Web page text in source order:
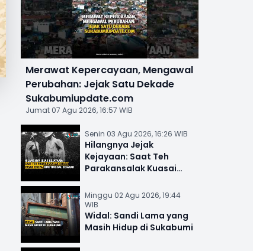
Merawat Kepercayaan, Mengawal
Perubahan: Jejak Satu Dekade
Sukabumiupdate.com
Jumat 07 Agu 2026, 16:57 WIB
Senin 03 Agu 2026, 16:26 WIB
Hilangnya Jejak
Kejayaan: Saat Teh
Parakansalak Kuasai
Sejarah
Minggu 02 Agu 2026, 19:44
WIB
Widal: Sandi Lama yang
Masih Hidup di Sukabumi